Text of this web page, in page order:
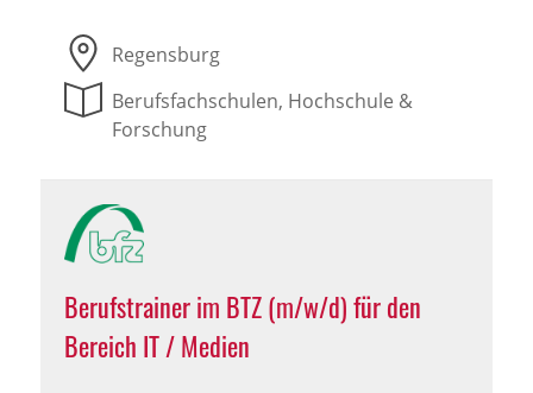
Regensburg
Berufsfachschulen, Hochschule &
Forschung
Berufstrainer im BTZ (m/w/d) für den
Bereich IT / Medien